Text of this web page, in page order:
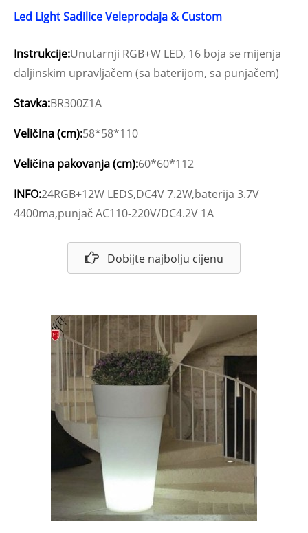
Led Light Sadilice Veleprodaja & Custom
Instrukcije:Unutarnji RGB+W LED, 16 boja se mijenja
daljinskim upravljačem (sa baterijom, sa punjačem)
Stavka:BR300Z1A
Veličina (cm):58*58*110
Veličina pakovanja (cm):60*60*112
INFO:24RGB+12W LEDS,DC4V 7.2W,baterija 3.7V
4400ma,punjač AC110-220V/DC4.2V 1A
Dobijte najbolju cijenu